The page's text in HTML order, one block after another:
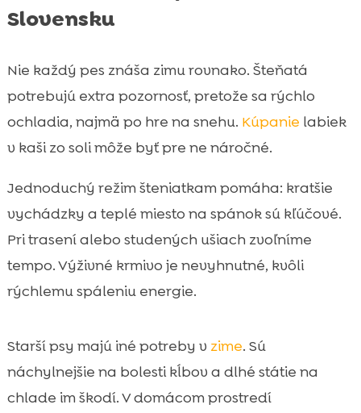
Slovensku
Nie každý pes znáša zimu rovnako. Šteňatá
potrebujú extra pozornosť, pretože sa rýchlo
ochladia, najmä po hre na snehu. Kúpanie labiek
v kaši zo soli môže byť pre ne náročné.
Jednoduchý režim šteniatkam pomáha: kratšie
vychádzky a teplé miesto na spánok sú kľúčové.
Pri trasení alebo studených ušiach zvoľníme
tempo. Výživné krmivo je nevyhnutné, kvôli
rýchlemu spáleniu energie.
Starší psy majú iné potreby v zime. Sú
náchylnejšie na bolesti kĺbov a dlhé státie na
chlade im škodí. V domácom prostredí